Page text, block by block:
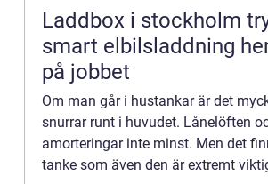
Laddbox i stockholm trygg och
smart elbilsladdning
på jobbet
Om man går i hustankar är det
snurrar runt i huvudet. Lånelöften
amorteringar inte minst. Men det
tanke som även den är extremt